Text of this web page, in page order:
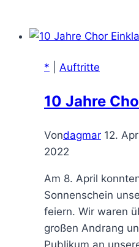
* Auftritte
10 Jahre
Vondagmar 12.
2022
Am 8. April
Sonnenschein
feiern. Wir waren
großen Andrang